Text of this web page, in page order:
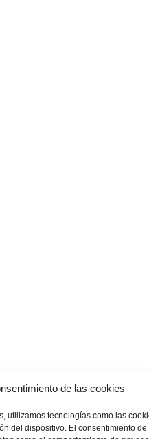
de las cookies
utilizamos tecnologías como las
del dispositivo. El consentimiento de